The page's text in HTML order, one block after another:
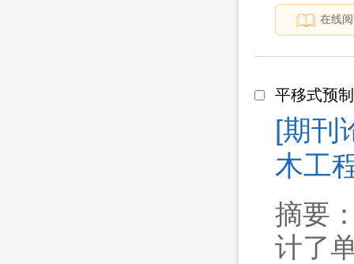
在线
平移式预
[期刊
木工
摘要
计了